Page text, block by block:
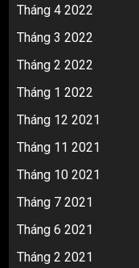
Tháng 4 2022
Tháng 3 2022
Tháng 2 2022
Tháng 1 2022
Tháng 12 2021
Tháng 11 2021
Tháng 10 2021
Tháng 7 2021
Tháng 6 2021
Tháng 2 2021